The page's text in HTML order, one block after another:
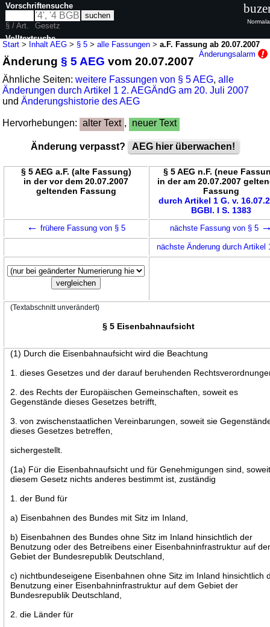
Start > Inhalt AEG > § 5 >alle Fassungen >a.F. Fassung ab 20.07.2007
Änderungsalarm
Änderung§ 5 AEG vom 20.07.2007
Ähnliche Seiten:weitere Fassungen von § 5 AEG,alle
Änderungen durch Artikel 1 2. AEGÄndG am 20. Juli 2007
undÄnderungshistorie des AEG
Hervorhebungen: alter Text , neuer Text
Änderung verpasst? AEG hier überwachen!
§ 5 AEG a.F. (alte Fassung)
in der vor dem 20.07.2007
geltenden Fassung
§ 5 AEG n.F. (neue
in der am 20.07.2007
Fassung
durch Artikel 1 G. v.
BGBl. I S. 1383
← frühere Fassung von § 5 nächste Fassung von § 5
nächste Änderung durch Artikel
(Textabschnitt unverändert)
§ 5 Eisenbahnaufsicht
(1) Durch die Eisenbahnaufsicht wird die Beachtung
1. dieses Gesetzes und der darauf beruhenden
2. des Rechts der Europäischen Gemeinschaften, soweit es
Gegenstände dieses Gesetzes betrifft,
3. von zwischenstaatlichen Vereinbarungen, soweit sie
dieses Gesetzes betreffen,
sichergestellt.
(1a) Für die Eisenbahnaufsicht und für Genehmigungen sind,
diesem Gesetz nichts anderes bestimmt ist, zuständig
1. der Bund für
a) Eisenbahnen des Bundes mit Sitz im Inland,
b) Eisenbahnen des Bundes ohne Sitz im Inland hinsichtlich der
Benutzung oder des Betreibens einer Eisenbahninfrastruktur auf
Gebiet der Bundesrepublik Deutschland,
c) nichtbundeseigene Eisenbahnen ohne Sitz im Inland hinsichtlich
Benutzung einer Eisenbahninfrastruktur auf dem Gebiet der
Bundesrepublik Deutschland,
2. die Länder für
Vorschriftensuche
§ / Art.
Gesetz
Volltextsuche
nur in AEG